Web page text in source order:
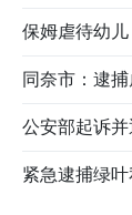
保姆虐待幼
同奈市：逮
公安部起诉
紧急逮捕绿